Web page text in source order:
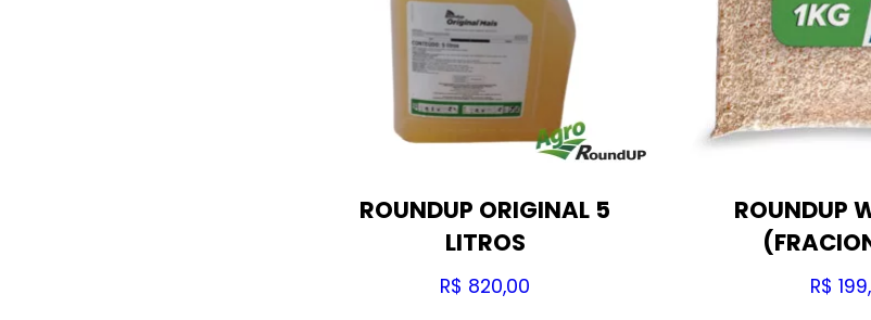
ROUNDUP ORIGINAL 5
LITROS
R$ 820,00
ROUNDUP
R$